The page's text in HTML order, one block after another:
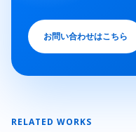
お問い合わせはこちら
RELATED WORKS